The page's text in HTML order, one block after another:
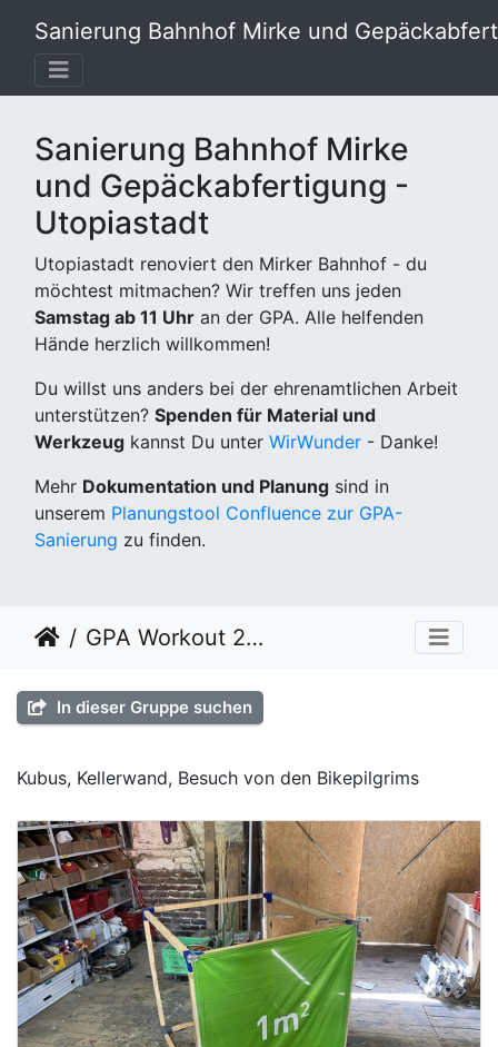
Sanierung Bahnhof Mirke und
Sanierung Bahnhof Mirke
und Gepäckabfertigung -
Utopiastadt
Utopiastadt renoviert den Mirker Bahnhof - du
möchtest mitmachen? Wir treffen uns jeden
Samstag ab 11 Uhr an der GPA. Alle helfenden
Hände herzlich willkommen!
Du willst uns anders bei der ehrenamtlichen Arbeit
unterstützen? Spenden für Material und
Werkzeug kannst Du unter WirWunder - Danke!
Mehr Dokumentation und Planung sind in
unserem Planungstool Confluence zur GPA-
Sanierung zu finden.
GPA Workout 2022 KW 24
In dieser Gruppe suchen
Kubus, Kellerwand, Besuch von den Bikepilgrims